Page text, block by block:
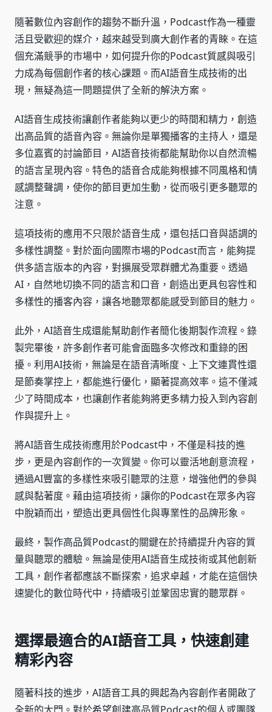
隨著數位內容創作的趨勢不斷升溫，Podcast作為一種靈
活且受歡迎的媒介，越來越受到廣大創作者的青睞。在這
個充滿競爭的市場中，如何提升你的Podcast質感與吸引
力成為每個創作者的核心課題。而AI語音生成技術的出
現，無疑為這一問題提供了全新的解決方案。
AI語音生成技術讓創作者能夠以更少的時間和精力，創造
出高品質的語音內容。無論你是單獨播客的主持人，還是
多位嘉賓的討論節目，AI語音技術都能幫助你以自然流暢
的語言呈現內容。特色的語音合成能夠根據不同風格和情
感調整聲調，使你的節目更加生動，從而吸引更多聽眾的
注意。
這項技術的應用不只限於語音生成，還包括口音與語調的
多樣性調整。對於面向國際市場的Podcast而言，能夠提
供多語言版本的內容，對擴展受眾群體尤為重要。透過
AI，自然地切換不同的語言和口音，創造出更具包容性和
多樣性的播客內容，讓各地聽眾都能感受到節目的魅力。
此外，AI語音生成還能幫助創作者簡化後期製作流程。錄
製完畢後，許多創作者可能會面臨多次修改和重錄的困
擾。利用AI技術，無論是在語音清晰度、上下文連貫性還
是節奏掌控上，都能進行優化，顯著提高效率。這不僅減
少了時間成本，也讓創作者能夠將更多精力投入到內容創
作與提升上。
將AI語音生成技術應用於Podcast中，不僅是科技的進
步，更是內容創作的一次質變。你可以靈活地創意流程，
通過AI豐富的多樣性來吸引聽眾的注意，增強他們的參與
感與黏著度。藉由這項技術，讓你的Podcast在眾多內容
中脫穎而出，塑造出更具個性化與專業性的品牌形象。
最終，製作高品質Podcast的關鍵在於持續提升內容的質
量與聽眾的體驗。無論是使用AI語音生成技術或其他創新
工具，創作者都應該不斷探索，追求卓越，才能在這個快
速變化的數位時代中，持續吸引並鞏固忠實的聽眾群。
選擇最適合的AI語音工具，快速創建
精彩內容
隨著科技的進步，AI語音工具的興起為內容創作者開啟了